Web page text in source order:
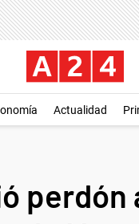
Actualidad
perdón